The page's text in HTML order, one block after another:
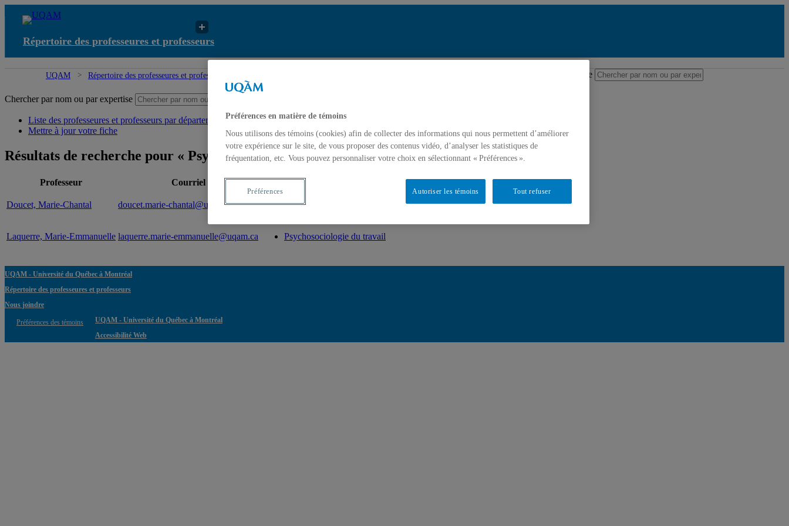
Répertoire des professeures et professeurs
UQAM Répertoire des professeures et professeurs
Répertoire des professeures et professeurs
Chercher par nom ou par expertise
Chercher par nom ou par expertise
Liste des professeures et professeurs par départements et écoles
Mettre à jour votre fiche
Résultats de recherche pour « Psychosociologie du travail »
Professeur Courriel Expertise(s)
Doucet, Marie-Chantal doucet.marie-chantal@uqam.ca Psychosociologie du travail
Laquerre, Marie-Emmanuelle laquerre.marie-emmanuelle@uqam.ca Psychosociologie du travail
UQAM - Université du Québec à Montréal
Répertoire des professeures et professeurs
Nous joindre
Préférences des témoins
UQAM - Université du Québec à Montréal
Accessibilité Web
Préférences en matière de témoins
Nous utilisons des témoins (cookies) afin de collecter des informations qui nous permettent d’améliorer
votre expérience sur le site, de vous proposer des contenus vidéo, d’analyser les statistiques de
fréquentation, etc. Vous pouvez personnaliser votre choix en sélectionnant « Préférences ».
Tout refuser
Autoriser les témoins
Préférences